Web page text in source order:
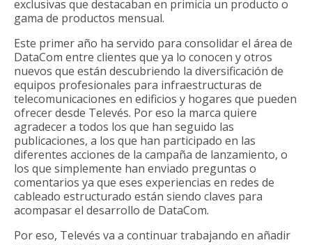
exclusivas que destacaban en primicia un producto o
gama de productos mensual.
Este primer año ha servido para consolidar el área de
DataCom entre clientes que ya lo conocen y otros
nuevos que están descubriendo la diversificación de
equipos profesionales para infraestructuras de
telecomunicaciones en edificios y hogares que pueden
ofrecer desde Televés. Por eso la marca quiere
agradecer a todos los que han seguido las
publicaciones, a los que han participado en las
diferentes acciones de la campaña de lanzamiento, o
los que simplemente han enviado preguntas o
comentarios ya que eses experiencias en redes de
cableado estructurado están siendo claves para
acompasar el desarrollo de DataCom.
Por eso, Televés va a continuar trabajando en añadir